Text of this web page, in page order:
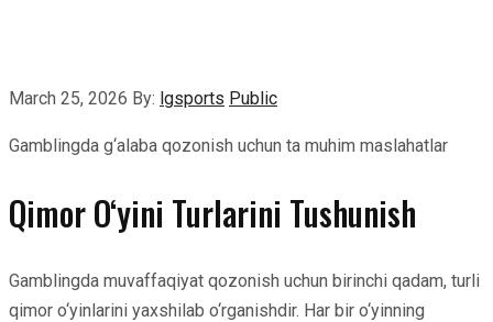
March 25, 2026 By: lgsports Public
Gamblingda g‘alaba qozonish uchun ta muhim maslahatlar
Qimor O‘yini Turlarini Tushunish
Gamblingda muvaffaqiyat qozonish uchun birinchi qadam, turli
qimor o‘yinlarini yaxshilab o‘rganishdir. Har bir o‘yinning